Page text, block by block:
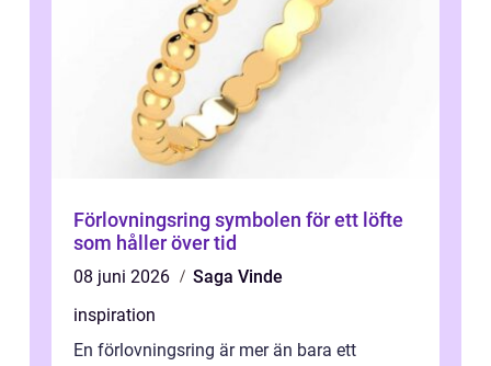
Förlovningsring symbolen för ett löfte
som håller över tid
08 juni 2026
Saga Vinde
inspiration
En förlovningsring är mer än bara ett